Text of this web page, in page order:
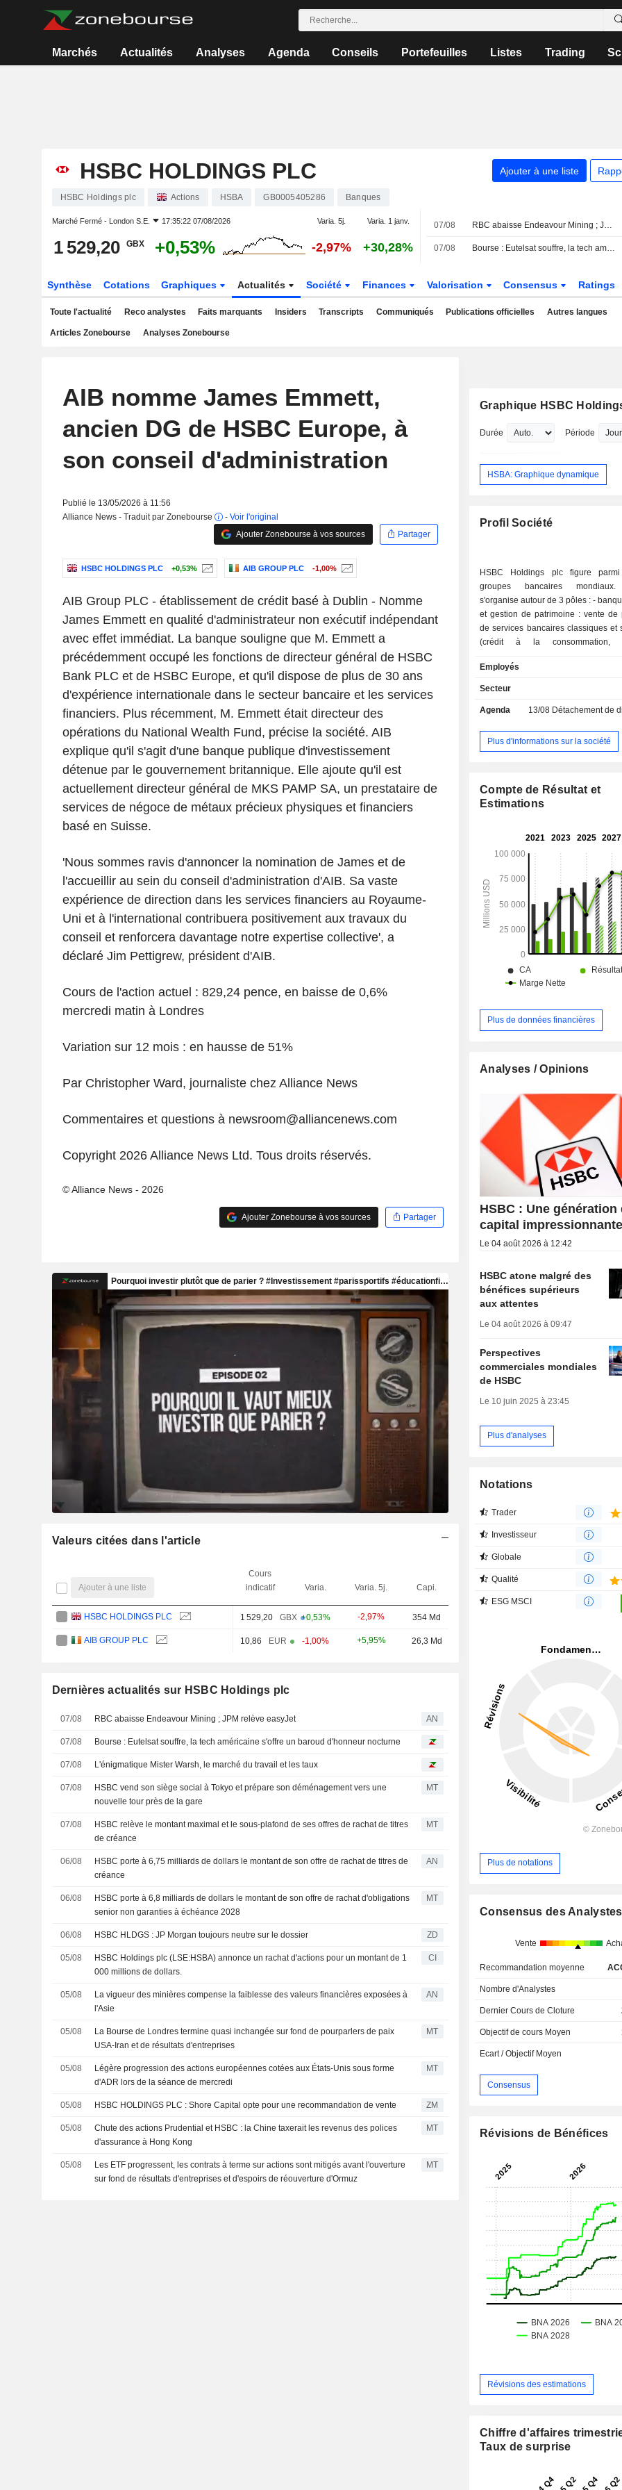
Marchés Actualités Analyses Agenda Conseils Portefeuilles Listes Trading
HSBC HOLDINGS PLC Ajouter à une liste
HSBC Holdings plc Actions HSBA GB0005405286 Banques
Marché Fermé - London S.E. 17:35:22 07/08/2026 Varia. 5j. Varia. 1 janv.
1 529,20 GBX +0,53% -2,97% +30,28%
07/08 RBC abaisse Endeavour Mining ; JPM relève easyJet
07/08 Bourse : Eutelsat souffre, la tech américaine s'offre un baroud d'honneur nocturne
Synthèse Cotations Graphiques Actualités Société Finances Valorisation Consensus Ratings
Toute l'actualité Reco analystes Faits marquants Insiders Transcripts Communiqués Publications officielles Autres langues
Articles Zonebourse Analyses Zonebourse
AIB nomme James Emmett,
ancien DG de HSBC Europe, à
son conseil d'administration
Publié le 13/05/2026 à 11:56
Alliance News - Traduit par Zonebourse
- Voir l'original
Ajouter Zonebourse à vos sources
Partager
HSBC HOLDINGS PLC +0,53% AIB GROUP PLC -1,00%
AIB Group PLC - établissement de crédit basé à Dublin - Nomme
James Emmett en qualité d'administrateur non exécutif indépendant
avec effet immédiat. La banque souligne que M. Emmett a
précédemment occupé les fonctions de directeur général de HSBC
Bank PLC et de HSBC Europe, et qu'il dispose de plus de 30 ans
d'expérience internationale dans le secteur bancaire et les services
financiers. Plus récemment, M. Emmett était directeur des
opérations du National Wealth Fund, précise la société. AIB
explique qu'il s'agit d'une banque publique d'investissement
détenue par le gouvernement britannique. Elle ajoute qu'il est
actuellement directeur général de MKS PAMP SA, un prestataire de
services de négoce de métaux précieux physiques et financiers
basé en Suisse.
'Nous sommes ravis d'annoncer la nomination de James et de
l'accueillir au sein du conseil d'administration d'AIB. Sa vaste
expérience de direction dans les services financiers au Royaume-
Uni et à l'international contribuera positivement aux travaux du
conseil et renforcera davantage notre expertise collective', a
déclaré Jim Pettigrew, président d'AIB.
Cours de l'action actuel : 829,24 pence, en baisse de 0,6%
mercredi matin à Londres
Variation sur 12 mois : en hausse de 51%
Par Christopher Ward, journaliste chez Alliance News
Commentaires et questions à newsroom@alliancenews.com
Copyright 2026 Alliance News Ltd. Tous droits réservés.
© Alliance News - 2026
Ajouter Zonebourse à vos sources Partager
Valeurs citées dans l'article
Ajouter à une liste
Cours
indicatif
Varia. Varia. 5j. Capi.
HSBC HOLDINGS PLC 1 529,20 GBX +0,53% -2,97% 354 Md
AIB GROUP PLC 10,86 EUR -1,00% +5,95% 26,3 Md
Dernières actualités sur HSBC Holdings plc
07/08 RBC abaisse Endeavour Mining ; JPM relève easyJet AN
07/08 Bourse : Eutelsat souffre, la tech américaine s'offre un baroud d'honneur nocturne
07/08 L'énigmatique Mister Warsh, le marché du travail et les taux
07/08
HSBC vend son siège social à Tokyo et prépare son déménagement vers une
nouvelle tour près de la gare
MT
07/08
HSBC relève le montant maximal et le sous-plafond de ses offres de rachat de titres
de créance
MT
06/08
HSBC porte à 6,75 milliards de dollars le montant de son offre de rachat de titres de
créance
AN
06/08
HSBC porte à 6,8 milliards de dollars le montant de son offre de rachat d'obligations
senior non garanties à échéance 2028
MT
06/08 HSBC HLDGS : JP Morgan toujours neutre sur le dossier ZD
05/08
HSBC Holdings plc (LSE:HSBA) annonce un rachat d'actions pour un montant de 1
000 millions de dollars.
CI
05/08
La vigueur des minières compense la faiblesse des valeurs financières exposées à
l'Asie
AN
05/08
La Bourse de Londres termine quasi inchangée sur fond de pourparlers de paix
USA-Iran et de résultats d'entreprises
MT
05/08
Légère progression des actions européennes cotées aux États-Unis sous forme
d'ADR lors de la séance de mercredi
MT
05/08 HSBC HOLDINGS PLC : Shore Capital opte pour une recommandation de vente ZM
05/08
Chute des actions Prudential et HSBC : la Chine taxerait les revenus des polices
d'assurance à Hong Kong
MT
05/08
Les ETF progressent, les contrats à terme sur actions sont mitigés avant l'ouverture
sur fond de résultats d'entreprises et d'espoirs de réouverture d'Ormuz
MT
Graphique HSBC
Durée Période
HSBA: Graphique dynamique
Profil Société
HSBC Holdings plc figure
groupes bancaires mondiaux.
s'organise autour de 3 pôles : - banque de détail
et gestion de patrimoine : vente de
de services bancaires classiques et
(crédit à la consommation,
gestion de patrimoine ; - banque commerciale ; -
banque d'investissement, de
sur les marchés de taux, de
acquisitions, opérations sur
investissement, financements
MdsUSD d'encours de crédits.
Employés
Secteur
Agenda 13/08 Détachement de
Plus d'informations sur la société
Compte de Résultat et
Estimations
Plus de données financières
Analyses / Opinions
HSBC : Une génération
capital impressionnante
Le 04 août 2026 à 12:42
HSBC atone malgré des
bénéfices supérieurs
aux attentes
Le 04 août 2026 à 09:47
Perspectives
commerciales mondiales
de HSBC
Le 10 juin 2025 à 23:45
Plus d'analyses
Notations
Trader
Investisseur
Globale
Qualité
ESG MSCI
Plus de notations
Consensus des Analystes
Vente
Recommandation moyenne
Nombre d'Analystes
Dernier Cours de Cloture
Objectif de cours Moyen
Ecart / Objectif Moyen
Consensus
Révisions de Bénéfices
Révisions des estimations
Chiffre d'affaires
Taux de surprise